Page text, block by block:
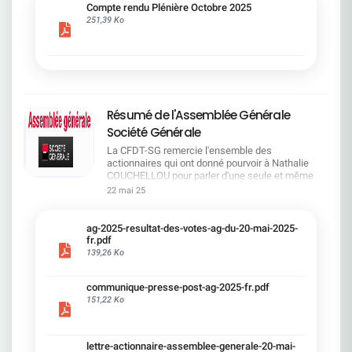
cadre du dialogue social.Bonne lecture !
Compte rendu Plénière Octobre 2025
251,39 Ko
Résumé de l'Assemblée Générale
Société Générale
La CFDT-SG remercie l'ensemble des
actionnaires qui ont donné pourvoir à Nathalie
COUCHELLOU pour parler d'une seule et même
voix.L'assemblée Générale s'est ouverte avec 4
souligné la forte amélioration en 2024 de tous les
facteurs financiers et le premier trimestre 2025
encourageant.Le Directeur Général, Slawomir
solide. Etre une banque simple et intégrée. Etre
une banque efficace. Etre une banque rentable. Le
22 mai 25
ag-2025-resultat-des-votes-ag-du-20-mai-2025-
fr.pdf
139,26 Ko
communique-presse-post-ag-2025-fr.pdf
151,22 Ko
lettre-actionnaire-assemblee-generale-20-mai-